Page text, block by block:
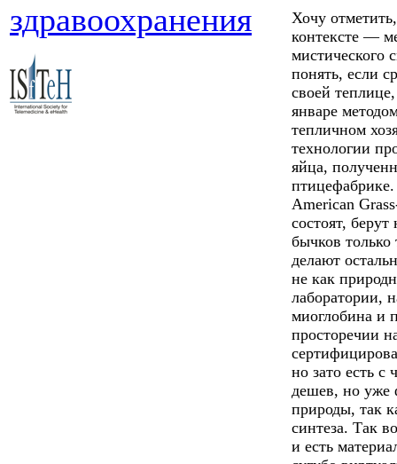
здравоохранения
Хочу
контексте —
мистического
понять, если
своей
январе
тепличном
технологии
яйца,
American
состоят, берут
бычков
делают
не как
лаборатории,
миоглобина и
просторечии
но зато есть с
дешев, но уже
природы, так
синтеза. Так
и есть